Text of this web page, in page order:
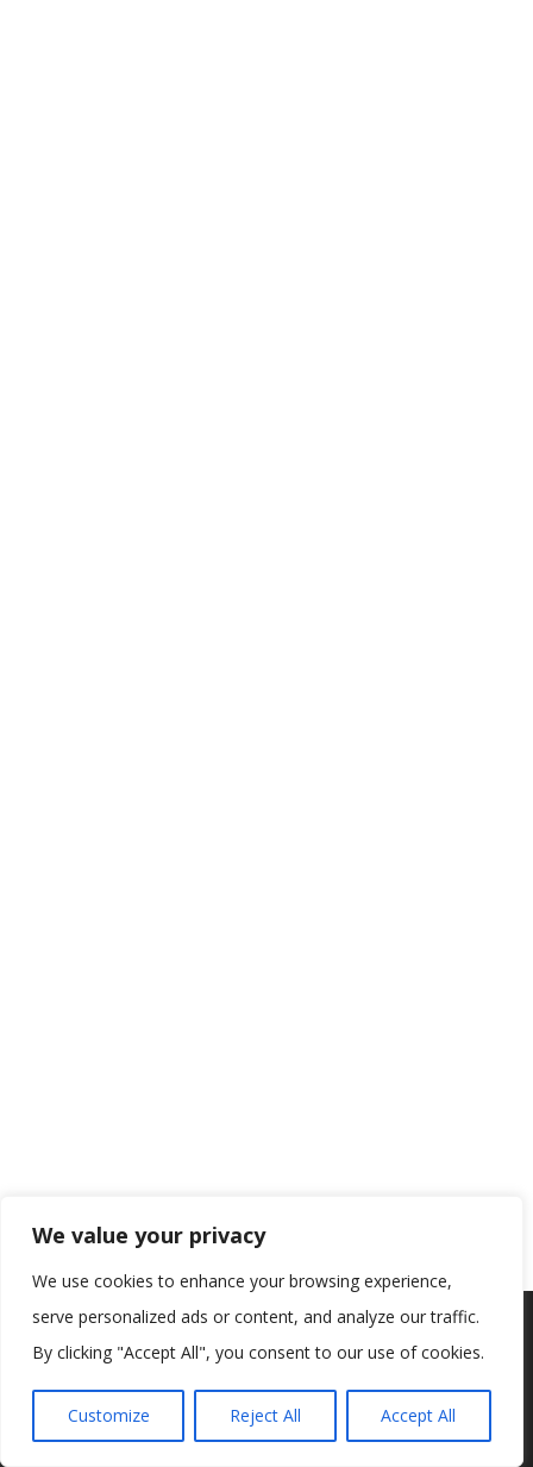
We value your privacy
We use cookies to enhance your browsing experience,
serve personalized ads or content, and analyze our traffic.
By clicking "Accept All", you consent to our use of cookies.
Customize Reject All Accept All
Koristimo kolačiće kako bismo vam pružili najbolje iskustvo na
našoj web stranici.
Informacije o kolačićima koje koristimo ili opcije za
Prihvaćam